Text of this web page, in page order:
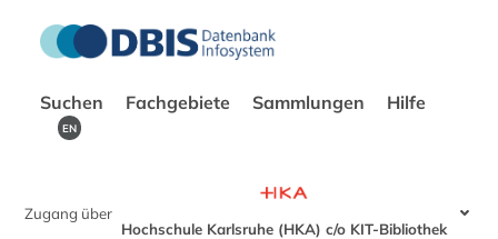
Suchen Fachgebiete Sammlungen Hilfe
EN
Zugang über
Hochschule Karlsruhe (HKA) c/o KIT-Bibliothek